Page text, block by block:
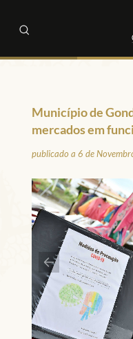
Município de
mercados em
publicado a 6 de